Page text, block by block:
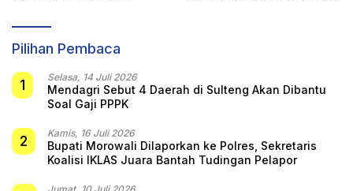
Pilihan Pembaca
1 Selasa, 14 Juli 2026
Mendagri Sebut 4 Daerah di Sulteng Akan Dibantu
Soal Gaji PPPK
2 Kamis, 16 Juli 2026
Bupati Morowali Dilaporkan ke Polres, Sekretaris
Koalisi IKLAS Juara Bantah Tudingan Pelapor